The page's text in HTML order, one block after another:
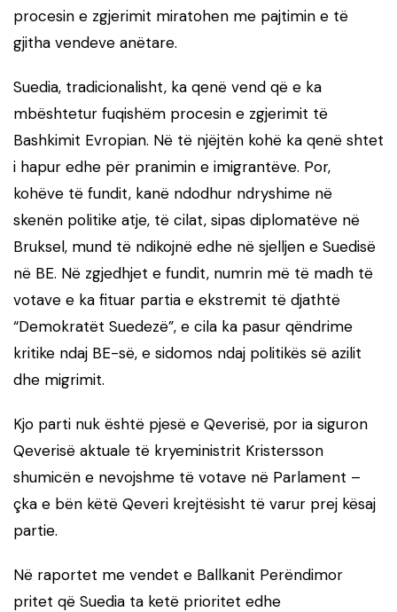
procesin e zgjerimit miratohen me pajtimin e të
gjitha vendeve anëtare.
Suedia, tradicionalisht, ka qenë vend që e ka
mbështetur fuqishëm procesin e zgjerimit të
Bashkimit Evropian. Në të njëjtën kohë ka qenë shtet
i hapur edhe për pranimin e imigrantëve. Por,
kohëve të fundit, kanë ndodhur ndryshime në
skenën politike atje, të cilat, sipas diplomatëve në
Bruksel, mund të ndikojnë edhe në sjelljen e Suedisë
në BE. Në zgjedhjet e fundit, numrin më të madh të
votave e ka fituar partia e ekstremit të djathtë
“Demokratët Suedezë”, e cila ka pasur qëndrime
kritike ndaj BE-së, e sidomos ndaj politikës së azilit
dhe migrimit.
Kjo parti nuk është pjesë e Qeverisë, por ia siguron
Qeverisë aktuale të kryeministrit Kristersson
shumicën e nevojshme të votave në Parlament –
çka e bën këtë Qeveri krejtësisht të varur prej kësaj
partie.
Në raportet me vendet e Ballkanit Perëndimor
pritet që Suedia ta ketë prioritet edhe